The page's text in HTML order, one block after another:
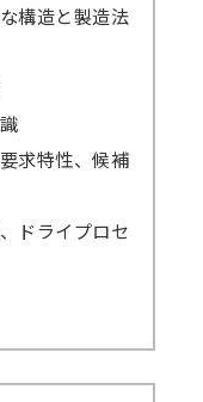
構造と製造法
求特性、候補
ドライプロセ